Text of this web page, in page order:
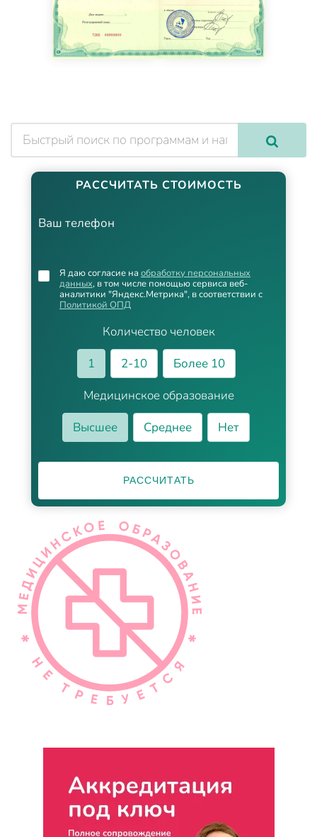
РАССЧИТАТЬ СТОИМОСТЬ
Ваш телефон
Количество человек
1
2-10
Более 10
Медицинское образование
Высшее
Среднее Нет
Я даю согласие на обработку персональных
данных, в том числе помощью сервиса веб-
аналитики "Яндекс.Метрика", в соответствии с
Политикой ОПД
РАССЧИТАТЬ